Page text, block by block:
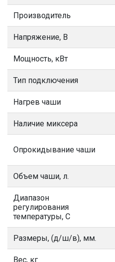
Производитель
Напряжение, В
Мощность, кВт
Тип подключения
Нагрев чаши
Наличие миксера
Опрокидывание чаши
Объем чаши, л.
Диапазон
регулирования
температуры, С
Размеры, (д/ш/в), мм.
Вес, кг